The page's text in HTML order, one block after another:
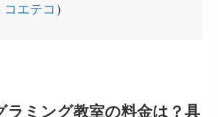
コエテコ ）
ラミング教室の料金は？具